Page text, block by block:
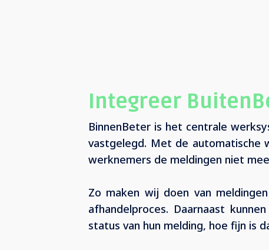
Integreer
BinnenBeter is het centrale
vastgelegd. Met de automatische
werknemers de meldingen niet
Zo maken wij doen van
afhandelproces. Daarnaast
status van hun melding, hoe fijn is